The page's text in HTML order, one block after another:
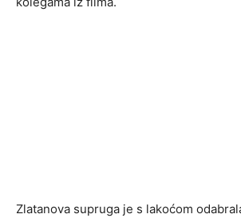
Zlatanova supruga je s lakoćom